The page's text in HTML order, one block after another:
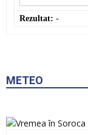
Rezultat: -
METEO